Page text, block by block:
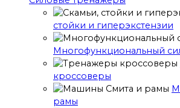
стойки и гиперэкстензии
Многофункциональный
кроссоверы
рамы